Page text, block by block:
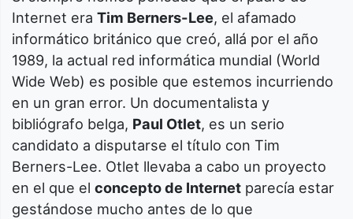
Internet era Tim Berners-Lee, el afamado
informático británico que creó, allá por el año
1989, la actual red informática mundial (World
Wide Web) es posible que estemos incurriendo
en un gran error. Un documentalista y
bibliógrafo belga, Paul Otlet, es un serio
candidato a disputarse el título con Tim
Berners-Lee. Otlet llevaba a cabo un proyecto
en el que el concepto de Internet parecía estar
gestándose mucho antes de lo que